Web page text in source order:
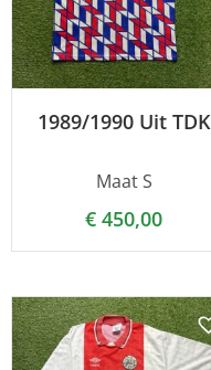
1989/1990 Uit TDK
Maat S
€ 450,00